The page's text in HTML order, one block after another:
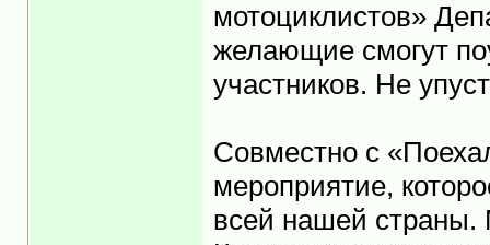
мотоциклистов»
желающие смогут
участников. Не
Совместно с
мероприятие,
всей нашей